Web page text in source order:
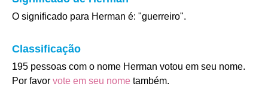
O significado para Herman é: "guerreiro".
Classificação
195 pessoas com o nome Herman votou em seu nome.
Por favor vote em seu nome também.